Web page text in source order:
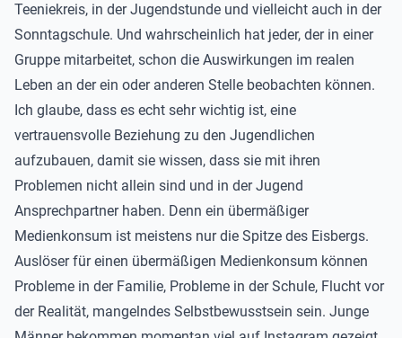
Teeniekreis, in der Jugendstunde und vielleicht auch in der
Sonntagschule. Und wahrscheinlich hat jeder, der in einer
Gruppe mitarbeitet, schon die Auswirkungen im realen
Leben an der ein oder anderen Stelle beobachten können.
Ich glaube, dass es echt sehr wichtig ist, eine
vertrauensvolle Beziehung zu den Jugendlichen
aufzubauen, damit sie wissen, dass sie mit ihren
Problemen nicht allein sind und in der Jugend
Ansprechpartner haben. Denn ein übermäßiger
Medienkonsum ist meistens nur die Spitze des Eisbergs.
Auslöser für einen übermäßigen Medienkonsum können
Probleme in der Familie, Probleme in der Schule, Flucht vor
der Realität, mangelndes Selbstbewusstsein sein. Junge